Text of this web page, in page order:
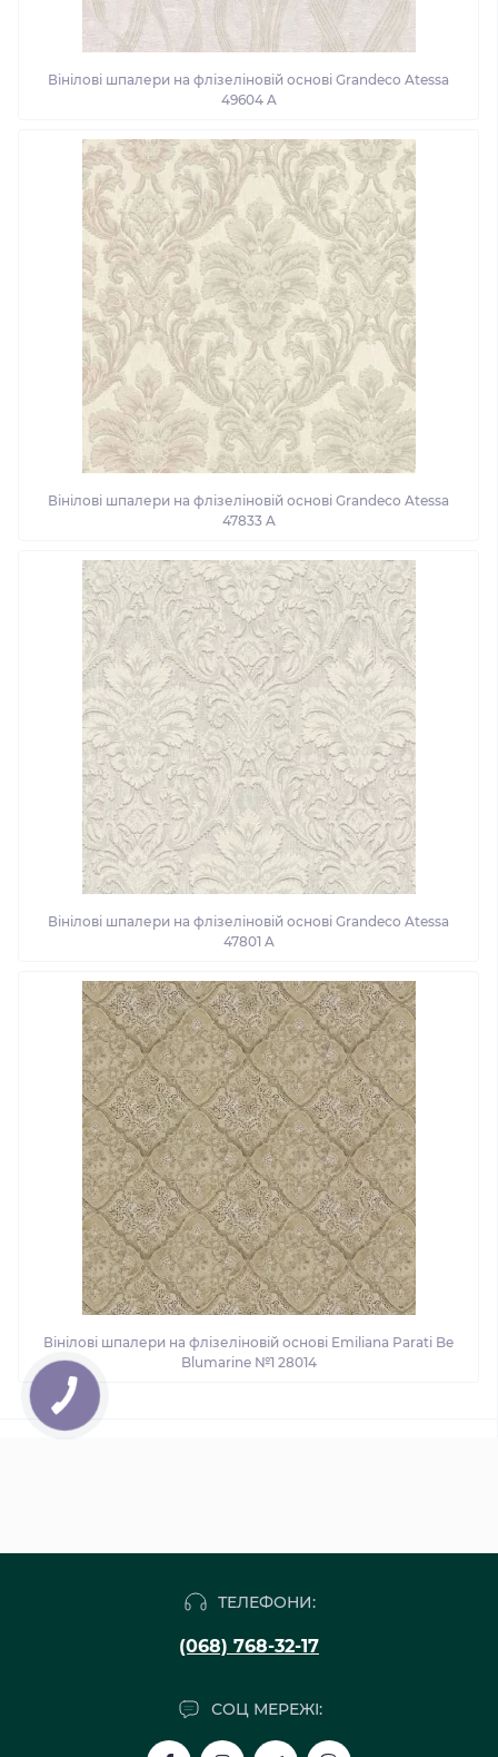
Вінілові шпалери на флізеліновій основі Grandeco Atessa
49604 A
Вінілові шпалери на флізеліновій основі Grandeco Atessa
47833 A
Вінілові шпалери на флізеліновій основі Grandeco Atessa
47801 A
Вінілові шпалери на флізеліновій основі Emiliana Parati Be
Blumarine №1 28014
ТЕЛЕФОНИ:
(068) 768-32-17
СОЦ МЕРЕЖІ: